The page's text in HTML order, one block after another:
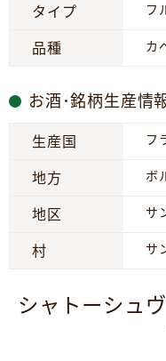
タイプ フ
品種 カ
お酒･銘柄生産情
生産国 フ
地方 ボ
地区 サ
村 サ
シャトーシュ